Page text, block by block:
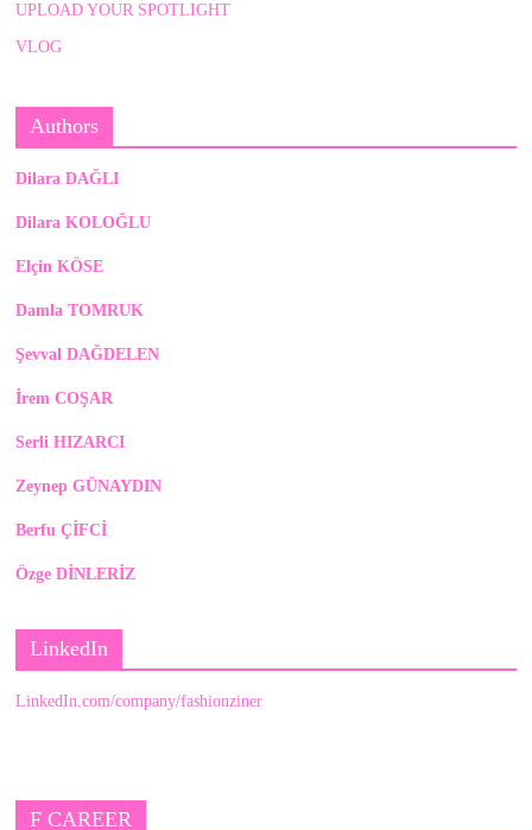
UPLOAD YOUR SPOTLIGHT
VLOG
Authors
Dilara DAĞLI
Dilara KOLOĞLU
Elçin KÖSE
Damla TOMRUK
Şevval DAĞDELEN
İrem COŞAR
Serli HIZARCI
Zeynep GÜNAYDIN
Berfu ÇİFCİ
Özge DİNLERİZ
LinkedIn
LinkedIn.com/company/fashionziner
F CAREER